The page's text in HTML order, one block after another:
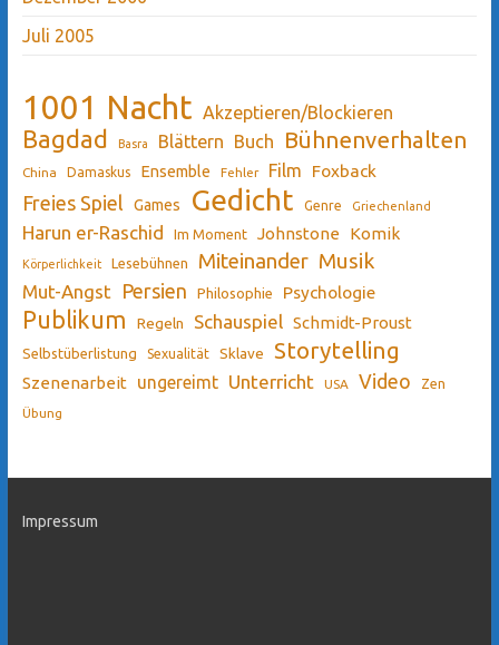
Juli 2005
1001 Nacht Akzeptieren/Blockieren
Bagdad Basra Blättern Buch Bühnenverhalten
China Damaskus Ensemble Fehler Film Foxback
Freies Spiel Games Gedicht Genre Griechenland
Harun er-Raschid Im Moment Johnstone Komik
Körperlichkeit Lesebühnen Miteinander Musik
Mut-Angst Persien Philosophie Psychologie
Publikum Regeln Schauspiel Schmidt-Proust
Selbstüberlistung Sexualität Sklave Storytelling
Szenenarbeit ungereimt Unterricht USA Video Zen
Übung
Impressum